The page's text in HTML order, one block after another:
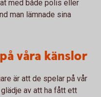
med både polis eller
man lämnade sina
våra känslor
är att de spelar på vår
av att ha fått ett